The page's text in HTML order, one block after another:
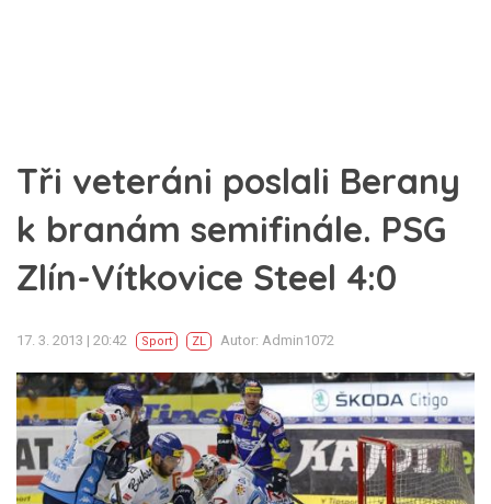
Tři veteráni poslali Berany
k branám semifinále. PSG
Zlín-Vítkovice Steel 4:0
17. 3. 2013 | 20:42 Sport ZL Autor: Admin1072